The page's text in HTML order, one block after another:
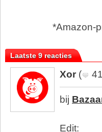
*Amazon-
Laatste 9 reacties
Xor (
bij
Edit: